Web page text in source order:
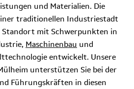
und Materialien. Die
traditionellen Industriestadt
Standort mit Schwerpunkten in
Maschinenbau und
entwickelt. Unsere
unterstützen Sie bei der
Führungskräften in diesen